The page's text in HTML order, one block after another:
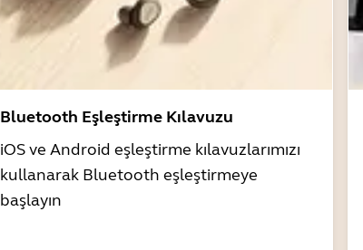
Bluetooth Eşleştirme Kılavuzu
iOS ve Android eşleştirme kılavuzlarımızı
kullanarak Bluetooth eşleştirmeye
başlayın